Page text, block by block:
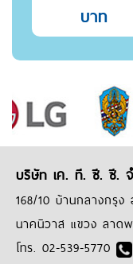
บาท
บริษัท เค. ที. ซี. ซี.
168/10 บ้านกลางกรุ
นาคนิวาส แขวง ลาด
โทร. 02-539-5770